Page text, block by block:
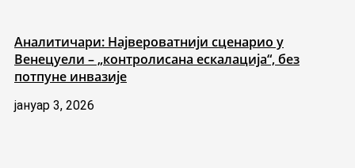
Аналитичари: Највероватнији сценарио у
Венецуели – „контролисана ескалација“, без
потпуне инвазије
јануар 3, 2026